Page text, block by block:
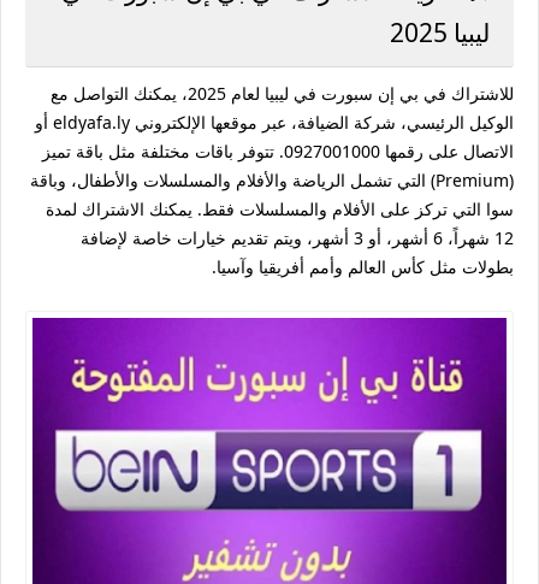
ليبيا 2025
للاشتراك في بي إن سبورت في ليبيا لعام 2025، يمكنك التواصل مع
الوكيل الرئيسي، شركة الضيافة، عبر موقعها الإلكتروني eldyafa.ly أو
الاتصال على رقمها 0927001000. تتوفر باقات مختلفة مثل باقة تميز
(Premium) التي تشمل الرياضة والأفلام والمسلسلات والأطفال، وباقة
سوا التي تركز على الأفلام والمسلسلات فقط. يمكنك الاشتراك لمدة
12 شهراً، 6 أشهر، أو 3 أشهر، ويتم تقديم خيارات خاصة لإضافة
بطولات مثل كأس العالم وأمم أفريقيا وآسيا.